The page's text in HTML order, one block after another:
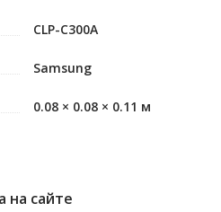
CLP-C300A
Samsung
0.08 × 0.08 × 0.11 м
на сайте